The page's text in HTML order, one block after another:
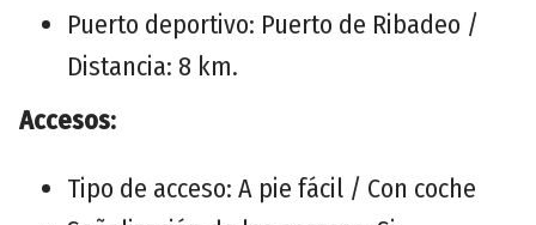
Puerto deportivo: Puerto de Ribadeo /
Distancia: 8 km.
Accesos:
Tipo de acceso: A pie fácil / Con coche